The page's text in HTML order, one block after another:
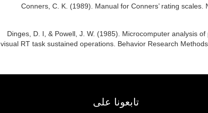
Conners, C. K. (1989). Manual for Conners’ rating scales.
Dinges, D. I, & Powell, J. W. (1985). Microcomputer analysis
visual RT task sustained operations. Behavior Research
تابعونا على